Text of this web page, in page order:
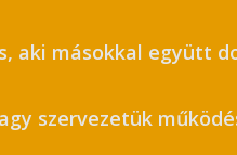
aki másokkal együtt
szervezetük